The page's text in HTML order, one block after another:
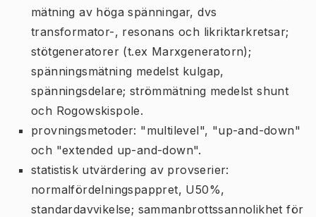
mätning av höga spänningar, dvs
transformator-, resonans och likriktarkretsar;
stötgeneratorer (t.ex Marxgeneratorn);
spänningsmätning medelst kulgap,
spänningsdelare; strömmätning medelst shunt
och Rogowskispole.
provningsmetoder: "multilevel", "up-and-down"
och "extended up-and-down".
statistisk utvärdering av provserier:
normalfördelningspappret, U50%,
standardavvikelse; sammanbrottssannolikhet för